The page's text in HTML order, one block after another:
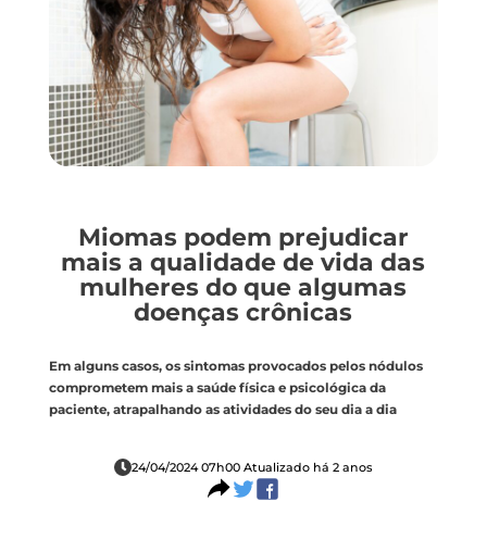
Miomas podem prejudicar
mais a qualidade de vida das
mulheres do que algumas
doenças crônicas
Em alguns casos, os sintomas provocados pelos nódulos
comprometem mais a saúde física e psicológica da
paciente, atrapalhando as atividades do seu dia a dia
24/04/2024 07h00 Atualizado há 2 anos